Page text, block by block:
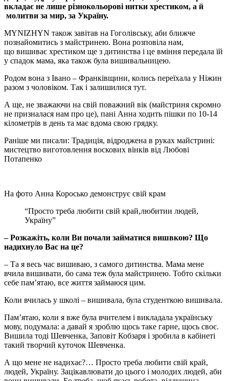
вкладає не лише різнокольорові нитки хрестиком, а й
молитви за мир, за Україну.
MYNIZHYN також завітав на Гоголівську, аби ближче
познайомитись з майстринею. Вона розповіла нам,
що вишиває хрестиком ще з дитинства і це вміння передала їй
у спадок мама, яка також була вишивальницею.
Родом вона з Івано – Франківщини, колись переїхала у Ніжин
разом з чоловіком. Так і залишилися тут.
А ще, не зважаючи на свій поважний вік (майстриня скромно
не призналася нам про це), пані Анна ходить пішки по 10-14
кілометрів в день та має вдома свою грядку.
Раніше ми писали: Традиція, відроджена в руках майстрині:
мистецтво виготовлення воскових вінків від Любові
Потапенко
На фото Анна Коросько демонструє свій крам
“Просто треба любити свій край,любитии людей,
Україну”
– Розкажіть, коли Ви почали займатися вишвкою? Що
надихнуло Вас на це?
– Та я весь час вишиваю, з самого дитинства. Мама мене
вчила вишивати, бо сама теж була майстринею. Тобто скільки
себе пам’ятаю, все життя займаюся цим.
Коли вчилась у школі – вишивала, була студенткою вишивала.
Пам’ятаю, коли я вже була вчителем і викладала українську
мову, подумала: а давай я зроблю щось таке гарне, щось своє.
Вишила тоді Шевченка, Заповіт Кобзаря і зробила в кабінеті
такий творчий куточок Шевченка.
А що мене не надихає?… Просто треба любити свій край,
людей, Україну. Зацікавлювати до цього і молодих людей, аби